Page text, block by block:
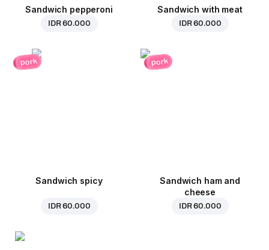
Sandwich pepperoni
IDR 60.000
Sandwich with meat
IDR 60.000
pork
Sandwich spicy
IDR 60.000
pork
Sandwich ham and
cheese
IDR 60.000